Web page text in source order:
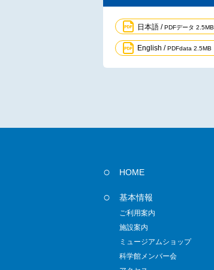
日本語 /PDFデータ 2.5MB
English /PDFdata 2.5MB
HOME
基本情報
ご利用案内
施設案内
ミュージアムショップ
科学館メンバー会